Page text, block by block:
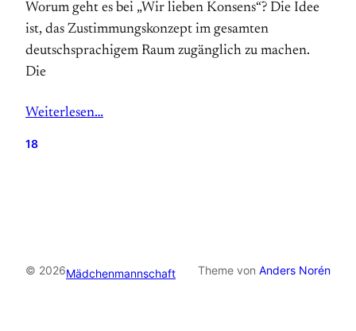
Worum geht es bei „Wir lieben Konsens“? Die Idee
ist, das Zustimmungskonzept im gesamten
deutschsprachigem Raum zugänglich zu machen.
Die
Weiterlesen…
18
© 2026Mädchenmannschaft Theme von Anders Norén